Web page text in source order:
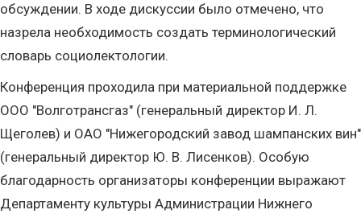
обсуждении. В ходе дискуссии было отмечено, что
назрела необходимость создать терминологический
словарь социолектологии.
Конференция проходила при материальной поддержке
ООО "Волготрансгаз" (генеральный директор И. Л.
Щеголев) и ОАО "Нижегородский завод шампанских вин"
(генеральный директор Ю. В. Лисенков). Особую
благодарность организаторы конференции выражают
Департаменту культуры Администрации Нижнего